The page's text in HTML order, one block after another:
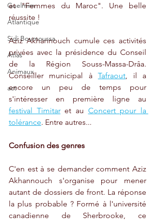
Guelmim
Atlantique
Sidi Boumoussa
Atlas
Animaux
act
et "Femmes du Maroc". Une belle
réussite !
Aziz Akhannouch cumule ces activités
privées avec la présidence du Conseil
de la Région Souss-Massa-Drâa.
Conseiller municipal à Tafraout, il a
encore un peu de temps pour
festival Timitar et au Concert pour la
tolérance. Entre autres...
Confusion des genres
C'en est à se demander comment Aziz
Akhannouch s'organise pour mener
autant de dossiers de front. La réponse
la plus probable ? Formé à l'université
canadienne de Sherbrooke, ce